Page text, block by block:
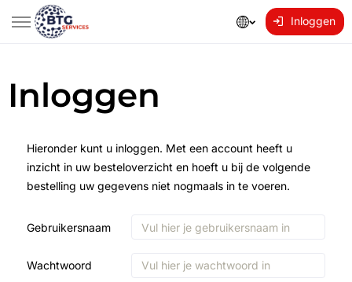
Inloggen
Inloggen
Hieronder kunt u inloggen. Met een account heeft u
inzicht in uw besteloverzicht en hoeft u bij de volgende
bestelling uw gegevens niet nogmaals in te voeren.
Gebruikersnaam
Wachtwoord